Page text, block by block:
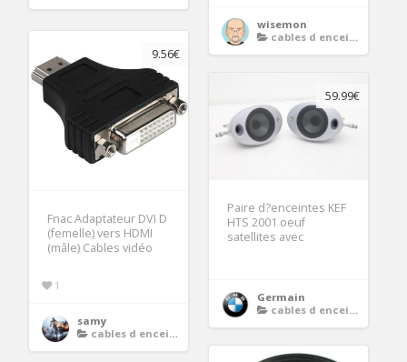
wisemon
cables d enceintes
9.56€
Fnac Adaptateur DVI D
(femelle) vers HDMI
(mâle) Cables vidéo
1
samy
cables d enceintes
59.99€
Paire d?enceintes KEF
HTS 2001 oeuf
satellites avec
Germain
cables d enceintes